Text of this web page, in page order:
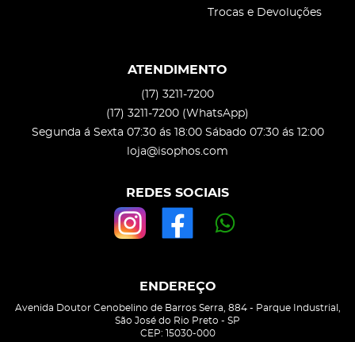
Trocas e Devoluções
ATENDIMENTO
(17) 3211-7200
(17) 3211-7200 (WhatsApp)
Segunda á Sexta 07:30 ás 18:00 Sábado 07:30 ás 12:00
loja@isophos.com
REDES SOCIAIS
ENDEREÇO
Avenida Doutor Cenobelino de Barros Serra, 884- Parque Industrial,
São José do Rio Preto - SP
CEP: 15030-000